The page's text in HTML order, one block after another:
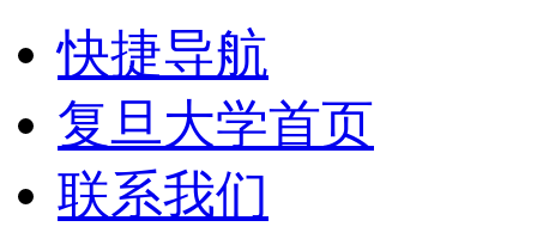
快捷导航
复旦大学首页
联系我们